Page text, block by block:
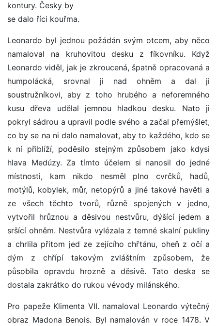
kontury. Česky by
se dalo říci kouřma.
Leonardo byl jednou požádán svým otcem, aby něco
namaloval na kruhovitou desku z fíkovníku. Když
Leonardo viděl, jak je zkroucená, špatně opracovaná a
humpolácká, srovnal ji nad ohněm a dal ji
soustružníkovi, aby z toho hrubého a neforemného
kusu dřeva udělal jemnou hladkou desku. Nato ji
pokryl sádrou a upravil podle svého a začal přemýšlet,
co by se na ni dalo namalovat, aby to každého, kdo se
k ní přiblíží, poděsilo stejným způsobem jako kdysi
hlava Medúzy. Za tímto účelem si nanosil do jedné
místnosti, kam nikdo nesměl plno cvrčků, hadů,
motýlů, kobylek, můr, netopýrů a jiné takové havěti a
ze všech těchto tvorů, různě spojených v jedno,
vytvořil hrůznou a děsivou nestvůru, dýšící jedem a
sršící ohněm. Nestvůra vylézala z temné skalní pukliny
a chrlila přitom jed ze zejícího chřtánu, oheň z očí a
dým z chřípí takovým zvláštním způsobem, že
působila opravdu hrozně a děsivě. Tato deska se
dostala zakrátko do rukou vévody milánského.
Pro papeže Klimenta VII. namaloval Leonardo výtečný
obraz Madona Benois. Byl namalován v roce 1478. V